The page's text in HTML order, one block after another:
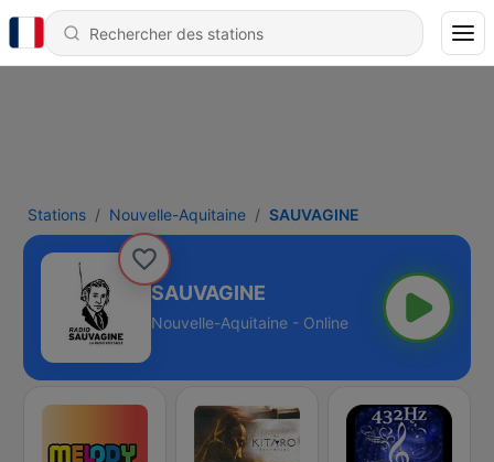
Stations Nouvelle-Aquitaine SAUVAGINE
SAUVAGINE
Nouvelle-Aquitaine - Online